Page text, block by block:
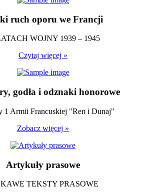
ruch oporu we Francji
WOJNY 1939 – 1945
Czytaj więcej »
godła i odznaki honorowe
1 Armii Francuskiej "Ren i Dunaj"
Zobacz więcej »
Artykuły prasowe
TEKSTY PRASOWE